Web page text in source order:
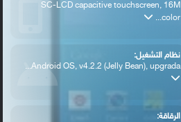
SC-LCD capacitive touchscreen, 16M
color...
نظام التشغيل:
Android OS, v4.2.2 (Jelly Bean), upgrada...
الرقاقة: